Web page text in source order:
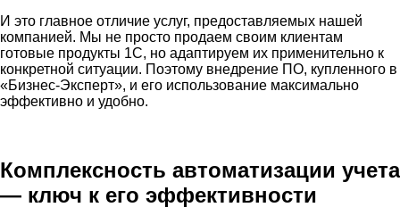
И это главное отличие услуг, предоставляемых нашей
компанией. Мы не просто продаем своим клиентам
готовые продукты 1С, но адаптируем их применительно к
конкретной ситуации. Поэтому внедрение ПО, купленного в
«Бизнес-Эксперт», и его использование максимально
эффективно и удобно.
Комплексность автоматизации учета
— ключ к его эффективности